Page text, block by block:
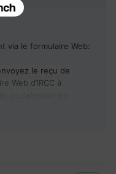
via le formulaire Web:
le reçu de
Web d’IRCC à